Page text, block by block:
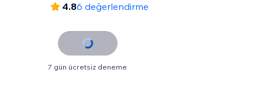
4.86 değerlendirme
7 gün ücretsiz deneme